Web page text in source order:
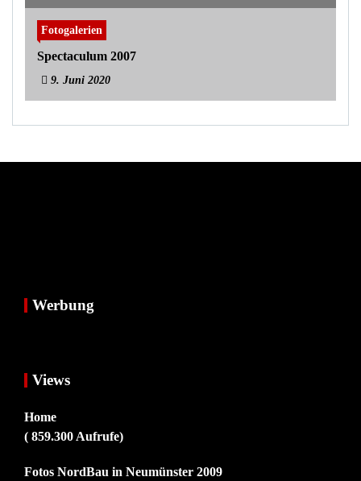
Fotogalerien
Spectaculum 2007
9. Juni 2020
Werbung
Views
Home
( 859.300 Aufrufe)
Fotos NordBau in Neumünster 2009